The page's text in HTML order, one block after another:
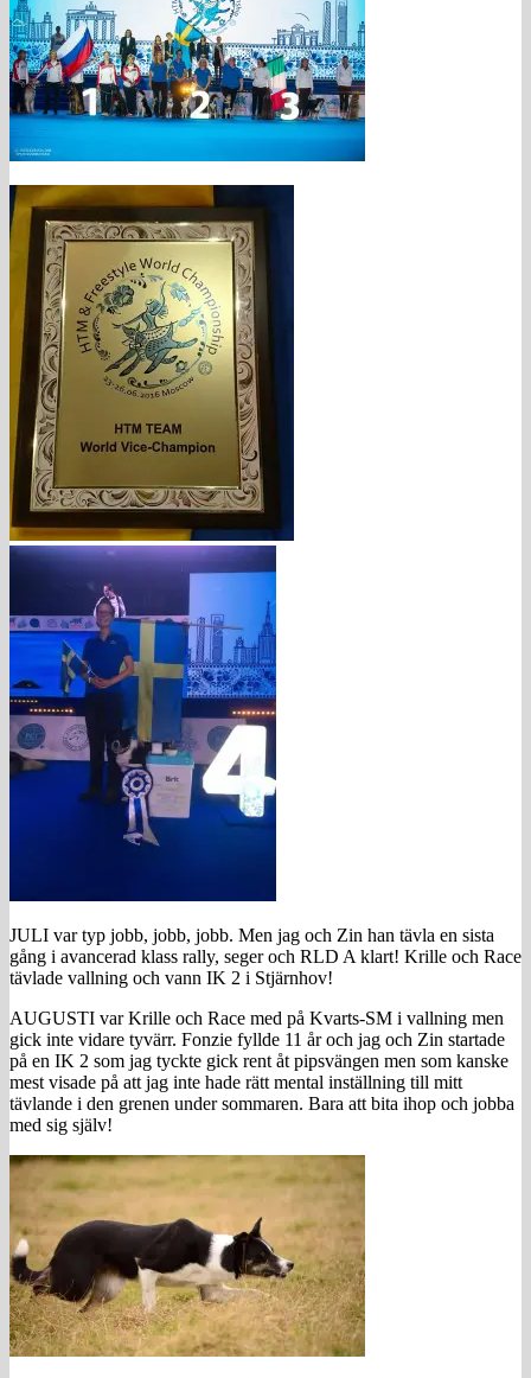
JULI var typ jobb, jobb, jobb. Men jag och Zin han tävla en sista
gång i avancerad klass rally, seger och RLD A klart! Krille och Race
tävlade vallning och vann IK 2 i Stjärnhov!
AUGUSTI var Krille och Race med på Kvarts-SM i vallning men
gick inte vidare tyvärr. Fonzie fyllde 11 år och jag och Zin startade
på en IK 2 som jag tyckte gick rent åt pipsvängen men som kanske
mest visade på att jag inte hade rätt mental inställning till mitt
tävlande i den grenen under sommaren. Bara att bita ihop och jobba
med sig själv!